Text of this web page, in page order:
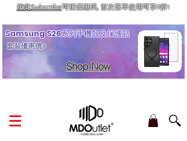
按此Subscribe可獲優惠碼, 首次落單使用可享9折!
Samsung S26系列手機殼及保護貼
套裝優惠價⚡
Shop Now